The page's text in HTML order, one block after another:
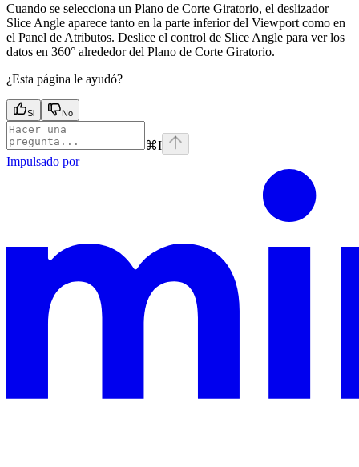
Cuando se selecciona un Plano de Corte Giratorio, el deslizador
Slice Angle aparece tanto en la parte inferior del Viewport como en
el Panel de Atributos. Deslice el control de Slice Angle para ver los
datos en 360° alrededor del Plano de Corte Giratorio.
¿Esta página le ayudó?
Si No
⌘I
Impulsado por